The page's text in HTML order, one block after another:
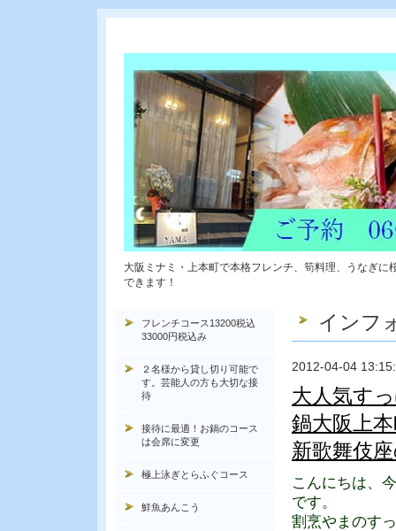
大阪ミナミ・上本町で本格フレンチ、筍料理、うなぎ
できます！
インフ
2012-04-04
大人気す
鍋大阪上
新歌舞伎
こんにちは、
です。
割烹やまのす
フレンチコース13200税込
33000円税込み
２名様から貸し切り可能で
す。芸能人の方も大切な接
待
接待に最適！お鍋のコース
は会席に変更
極上泳ぎとらふぐコース
鮮魚あんこう